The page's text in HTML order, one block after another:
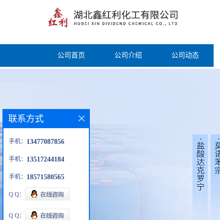
公司首页 公司介绍 公司动态
联系方式
手机： 13477087856
手机： 13517244184
手机： 18571580565
Q Q：
Q Q：